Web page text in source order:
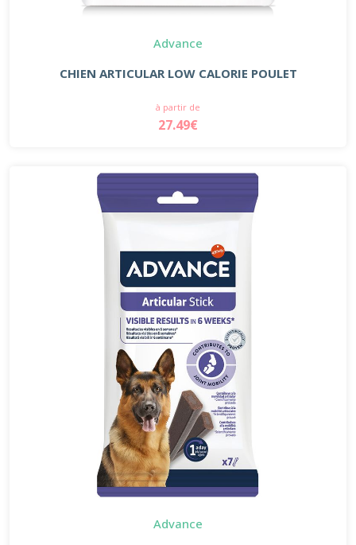
Advance
CHIEN ARTICULAR LOW CALORIE POULET
à partir de
27.49€
Advance